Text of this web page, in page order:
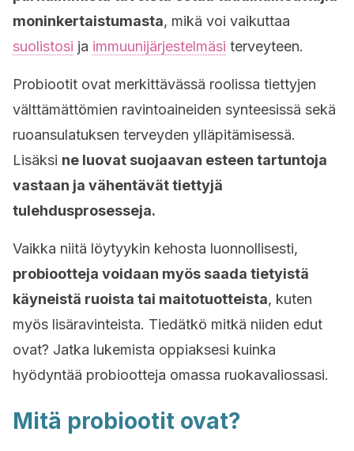
moninkertaistumasta, mikä voi vaikuttaa
suolistosi ja immuunijärjestelmäsi terveyteen.
Probiootit ovat merkittävässä roolissa tiettyjen
välttämättömien ravintoaineiden synteesissä sekä
ruoansulatuksen terveyden ylläpitämisessä.
Lisäksi ne luovat suojaavan esteen tartuntoja
vastaan ja vähentävät tiettyjä
tulehdusprosesseja.
Vaikka niitä löytyykin kehosta luonnollisesti,
probiootteja voidaan myös saada tietyistä
käyneistä ruoista tai maitotuotteista, kuten
myös lisäravinteista. Tiedätkö mitkä niiden edut
ovat? Jatka lukemista oppiaksesi kuinka
hyödyntää probiootteja omassa ruokavaliossasi.
Mitä probiootit ovat?